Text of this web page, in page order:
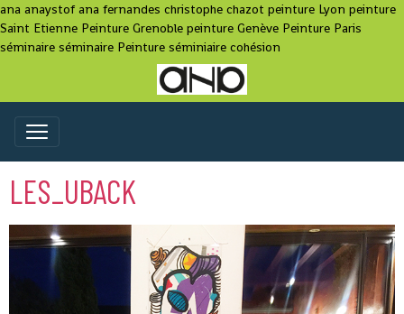
ana anaystof ana fernandes christophe chazot peinture Lyon peinture
Saint Etienne Peinture Grenoble peinture Genève Peinture Paris
séminaire séminaire Peinture séminiaire cohésion
LES_UBACK